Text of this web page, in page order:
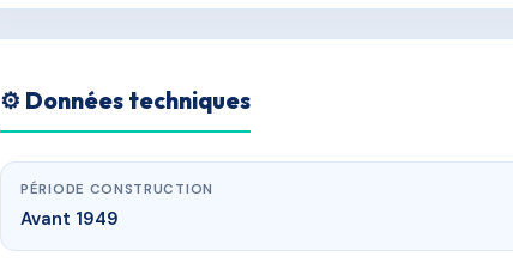
⚙️ Données techniques
PÉRIODE CONSTRUCTION
Avant 1949